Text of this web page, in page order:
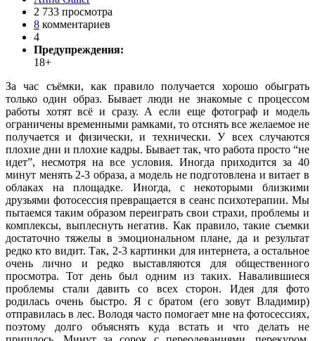
2 733 просмотра
8 комментариев
4
Предупреждения:
18+
За час съёмки, как правило получается хорошо обыграть
только один образ. Бывает люди не знакомые с процессом
работы хотят всё и сразу. А если еще фотограф и модель
ограничены временными рамками, то отснять все желаемое не
получается и физически, и технически. У всех случаются
плохие дни и плохие кадры. Бывает так, что работа просто “не
идет”, несмотря на все условия. Иногда приходится за 40
минут менять 2-3 образа, а модель не подготовлена и витает в
облаках на площадке. Иногда, с некоторыми близкими
друзьями фотосессия превращается в сеанс психотерапии. Мы
пытаемся таким образом переиграть свои страхи, проблемы и
комплексы, выплеснуть негатив. Как правило, такие съемки
достаточно тяжелы в эмоциональном плане, да и результат
редко кто видит. Так, 2-3 картинки для интернета, а остальное
очень лично и редко выставляются для общественного
просмотра. Тот день был одним из таких. Навалившиеся
проблемы стали давить со всех сторон. Идея для фото
родилась очень быстро. Я с братом (его зовут Владимир)
отправилась в лес. Володя часто помогает мне на фотосессиях,
поэтому долго объяснять куда встать и что делать не